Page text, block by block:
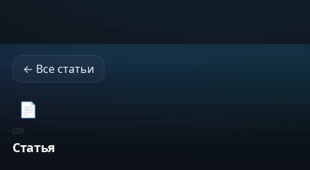
← Все статьи
📄
Статья